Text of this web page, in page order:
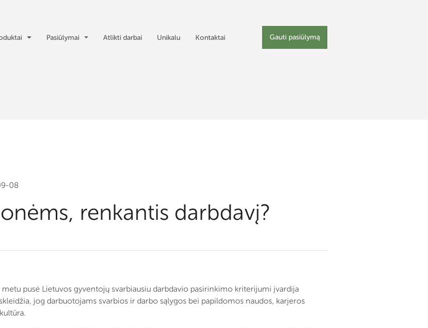
Pasiūlymai Atlikti darbai Unikalu Kontaktai Gauti pasiūlymą
08
renkantis darbdavį?
pusė Lietuvos gyventojų svarbiausiu darbdavio pasirinkimo kriterijumi įvardija
jog darbuotojams svarbios ir darbo sąlygos bei papildomos naudos, karjeros